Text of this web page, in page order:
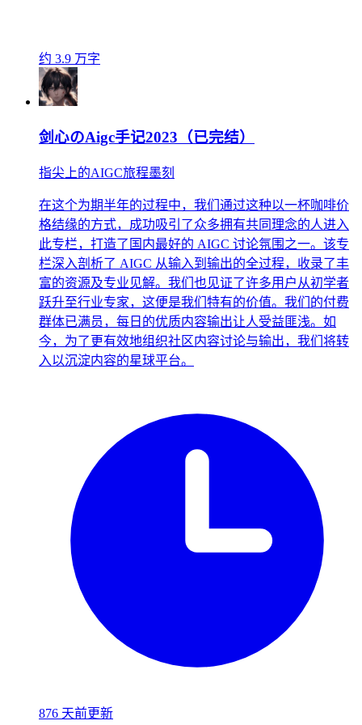
约 3.9 万字
剑心のAigc手记2023（已完结）
指尖上的AIGC旅程墨刻
在这个为期半年的过程中，我们通过这种以一杯咖啡价
格结缘的方式，成功吸引了众多拥有共同理念的人进入
此专栏，打造了国内最好的 AIGC 讨论氛围之一。该专
栏深入剖析了 AIGC 从输入到输出的全过程，收录了丰
富的资源及专业见解。我们也见证了许多用户从初学者
跃升至行业专家，这便是我们特有的价值。我们的付费
群体已满员，每日的优质内容输出让人受益匪浅。如
今，为了更有效地组织社区内容讨论与输出，我们将转
入以沉淀内容的星球平台。
876 天前更新